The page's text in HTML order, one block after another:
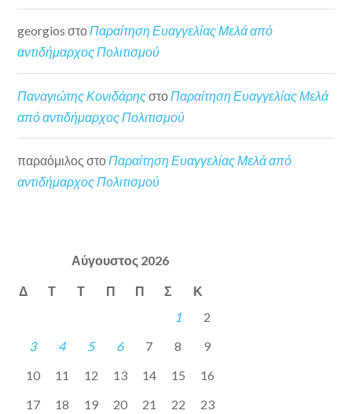
georgios στοΠαραίτηση Ευαγγελίας Μελά από
αντιδήμαρχος Πολιτισμού
Παναγιώτης Κονιδάρηςστο Παραίτηση Ευαγγελίας Μελά
από αντιδήμαρχος Πολιτισμού
παραόμιλος στο Παραίτηση Ευαγγελίας Μελά από
αντιδήμαρχος Πολιτισμού
Αύγουστος 2026
Δ Τ Τ Π Π Σ Κ
1
2
3
4 5 6 7 8
9
10
11 12 13 14 15
16
17
18 19 20 21 22
23